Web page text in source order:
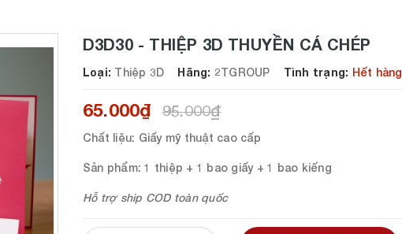
D3D30 - THIỆP 3D THUYỀN CÁ CHÉP
Loại: Thiệp 3D Hãng: 2TGROUP Tình trạng: Hết hàng
65.000₫ 95.000₫
Chất liệu: Giấy mỹ thuật cao cấp
Sản phẩm: 1 thiệp + 1 bao giấy + 1 bao kiếng
Hỗ trợ ship COD toàn quốc